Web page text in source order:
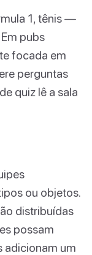
1, tênis —
pubs
focada em
perguntas
quiz lê a sala
ou objetos.
distribuídas
possam
adicionam um